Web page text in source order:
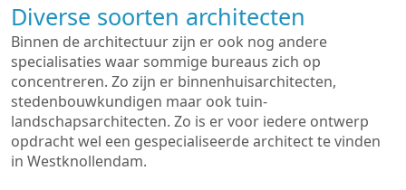
Diverse soorten architecten
Binnen de architectuur zijn er ook nog andere
specialisaties waar sommige bureaus zich op
concentreren. Zo zijn er binnenhuisarchitecten,
stedenbouwkundigen maar ook tuin-
landschapsarchitecten. Zo is er voor iedere ontwerp
opdracht wel een gespecialiseerde architect te vinden
in Westknollendam.